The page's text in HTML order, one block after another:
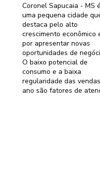
Coronel Sapucaia - MS é
uma pequena cidade
destaca pelo alto
crescimento econômico
por apresentar novas
oportunidades de
O baixo potencial de
consumo e a baixa
regularidade das
ano são fatores de